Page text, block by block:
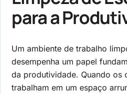
para a
Um ambiente de trabalho
desempenha um papel
da produtividade. Quando os
trabalham em um espaço